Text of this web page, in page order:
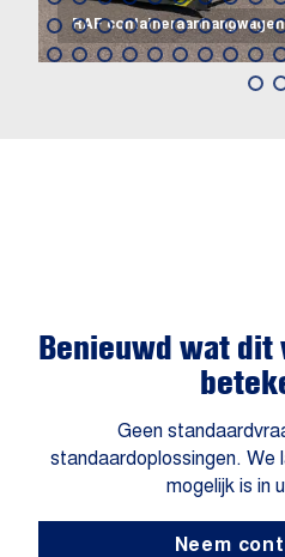
RAF
Benieuwd wat
Geen
standaardoplossingen. We
mogelijk is in
Neem